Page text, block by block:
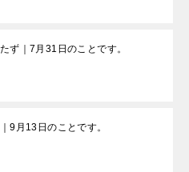
ず｜7月31日のことです。
9月13日のことです。